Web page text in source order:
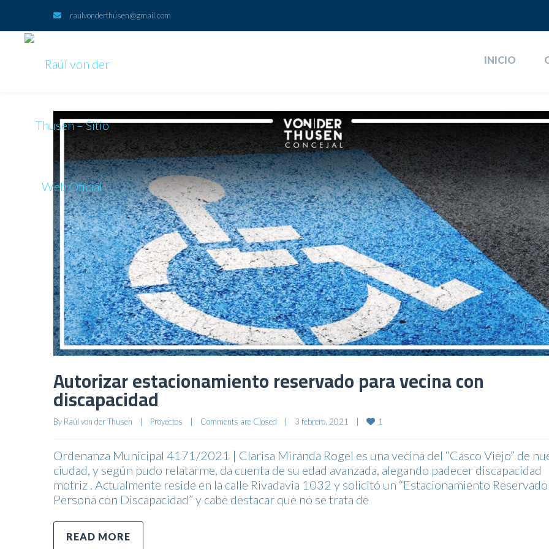
raulvonderthusen@gmail.com
INICIO
Autorizar estacionamiento reservado para vecina con
discapacidad
By Raúl von der Thusen Proyectos Comments are Closed 3 febrero, 2021 1
Ordenanza Municipal 4171/2021 | Clarisa Miranda Rogel es una vecina del “Casco Viejo” de
ciudad, y según pudo relatarme, da cuenta de su edad avanzada, alegando padecer discapacidad
motriz . Actualmente reside en la calle Rivadavia 1032 y solicitó un “Estacionamiento
Persona con Discapacidad” y cabe destacar que no se trata de
READ MORE